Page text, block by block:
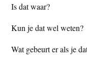
Is dat waar?
Kun je dat wel weten?
Wat gebeurt er als je